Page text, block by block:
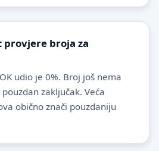
provjere broja za
udio je 0%. Broj još nema
zaključak. Veća
obično znači pouzdaniju